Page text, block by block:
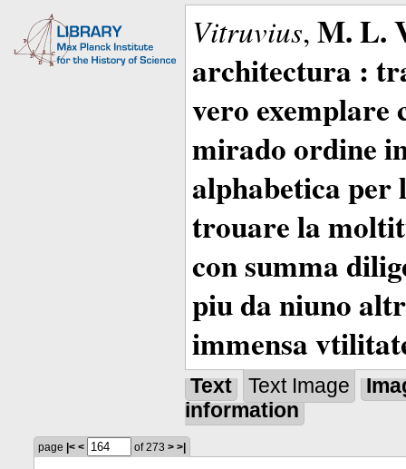
Vitruvius, M. L.
architectura :
vero exemplare
mirado ordine
alphabetica per
trouare la
con summa
piu da niuno
immensa
Text Text Image
information
page |< < of 273 > >|